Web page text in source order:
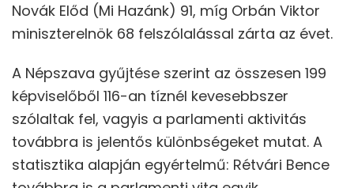
Novák Előd (Mi Hazánk) 91, míg Orbán Viktor
miniszterelnök 68 felszólalással zárta az évet.
A Népszava gyűjtése szerint az összesen 199
képviselőből 116-an tíznél kevesebbszer
szólaltak fel, vagyis a parlamenti aktivitás
továbbra is jelentős különbségeket mutat. A
statisztika alapján egyértelmű: Rétvári Bence